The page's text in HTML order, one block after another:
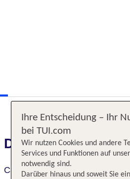
Das erwartet Sie
Campanile Krakau
Ihre Entscheidung – Ihr
bei TUI.com
Wir nutzen Cookies und andere
Services und Funktionen auf
notwendig sind.
Darüber hinaus und soweit Sie